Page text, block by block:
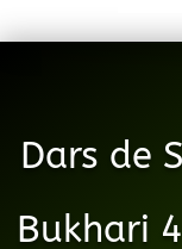
Dars de
Bukhari